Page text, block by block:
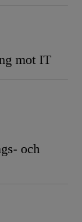
mot IT
och